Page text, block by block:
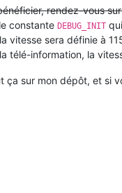
rendez-vous
constante DEBUG_INIT
vitesse sera définie à
télé-information, la
ça sur mon dépôt, et si